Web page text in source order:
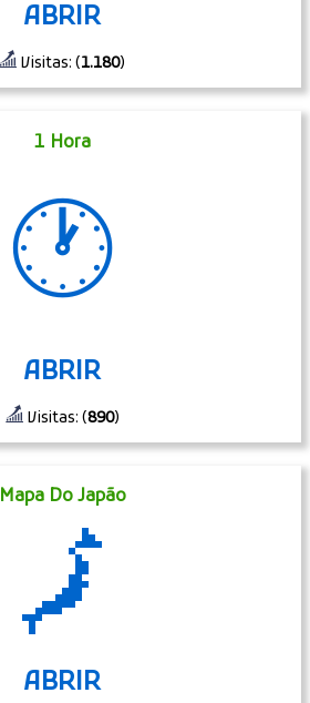
ABRIR
Visitas: (1.180)
1 Hora
🕐
ABRIR
Visitas: (890)
Mapa Do Japão
🗾
ABRIR